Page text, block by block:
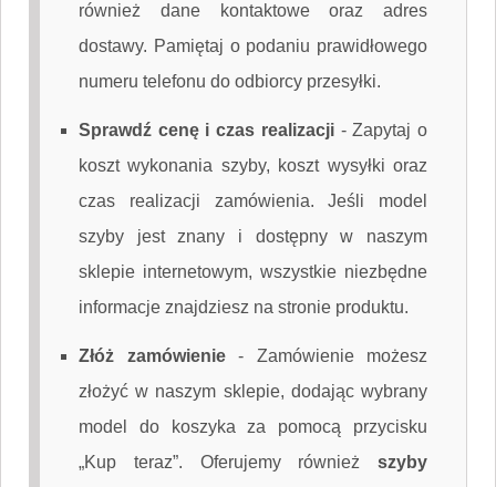
również dane kontaktowe oraz adres
dostawy. Pamiętaj o podaniu prawidłowego
numeru telefonu do odbiorcy przesyłki.
Sprawdź cenę i czas realizacji-Zapytaj o
koszt wykonania szyby, koszt wysyłki oraz
czas realizacji zamówienia. Jeśli model
szyby jest znany i dostępny w naszym
sklepie internetowym, wszystkie niezbędne
informacje znajdziesz na stronie produktu.
Złóż zamówienie- Zamówienie możesz
złożyć w naszym sklepie, dodając wybrany
model do koszyka za pomocą przycisku
„Kup teraz”. Oferujemy również szyby